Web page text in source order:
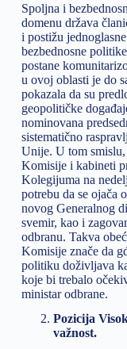
Spoljna i
domenu država
i postižu
bezbednosne
postane
u ovoj oblasti je do
pokazala da su
geopolitičke
nominovana
sistematično
Unije. U tom smislu,
Komisije i kabineti
Kolegijuma na
potrebu da se ojača
novog Generalnog
svemir, kao i
odbranu. Takva
Komisije znače da
politiku doživljava
koje bi trebalo
ministar odbrane.
Pozicija
važnost.